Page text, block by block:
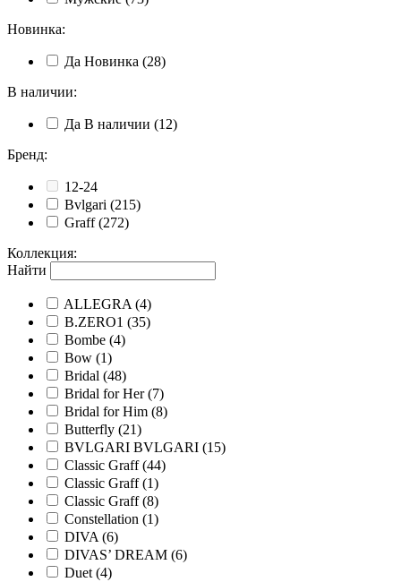
Новинка:
Да Новинка (28)
В наличии:
Да В наличии (12)
Бренд:
12-24
Bvlgari (215)
Graff (272)
Коллекция:
Найти
ALLEGRA (4)
B.ZERO1 (35)
Bombe (4)
Bow (1)
Bridal (48)
Bridal for Her (7)
Bridal for Him (8)
Butterfly (21)
BVLGARI BVLGARI (15)
Classic Graff (44)
Classic Graff (1)
Classic Graff(8)
Constellation (1)
DIVA (6)
DIVAS’ DREAM (6)
Duet (4)